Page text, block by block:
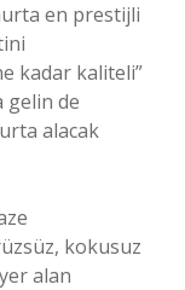
en prestijli
kadar kaliteli”
gelin de
alacak
kokusuz
alan